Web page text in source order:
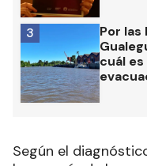
de los
la
2
3